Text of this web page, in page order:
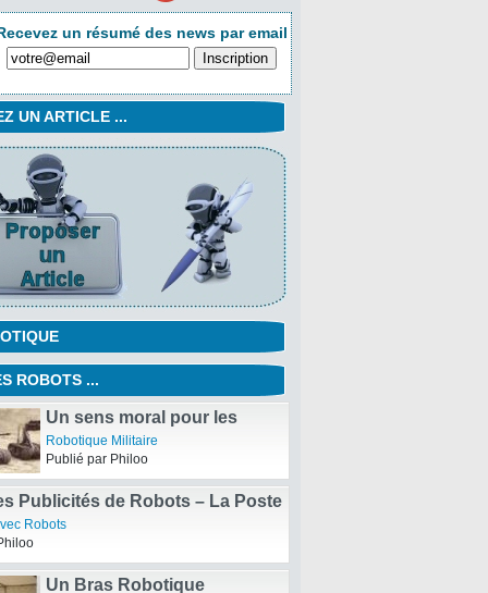
un résumé des news par email
UN ARTICLE ...
ROBOTS ...
Un sens moral pour les
robots militaires ?
Robotique Militaire
Publicités de Robots – La Poste